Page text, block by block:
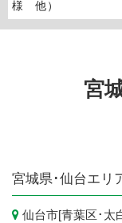
様 他）
宮
宮城県 ･仙台エリ
仙台市[青葉区･ 太